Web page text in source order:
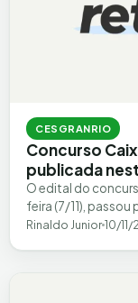
CESGRANRIO
Concurso
publicada
O edital do
feira (7/11),
mudança,
Rinaldo Junior10/